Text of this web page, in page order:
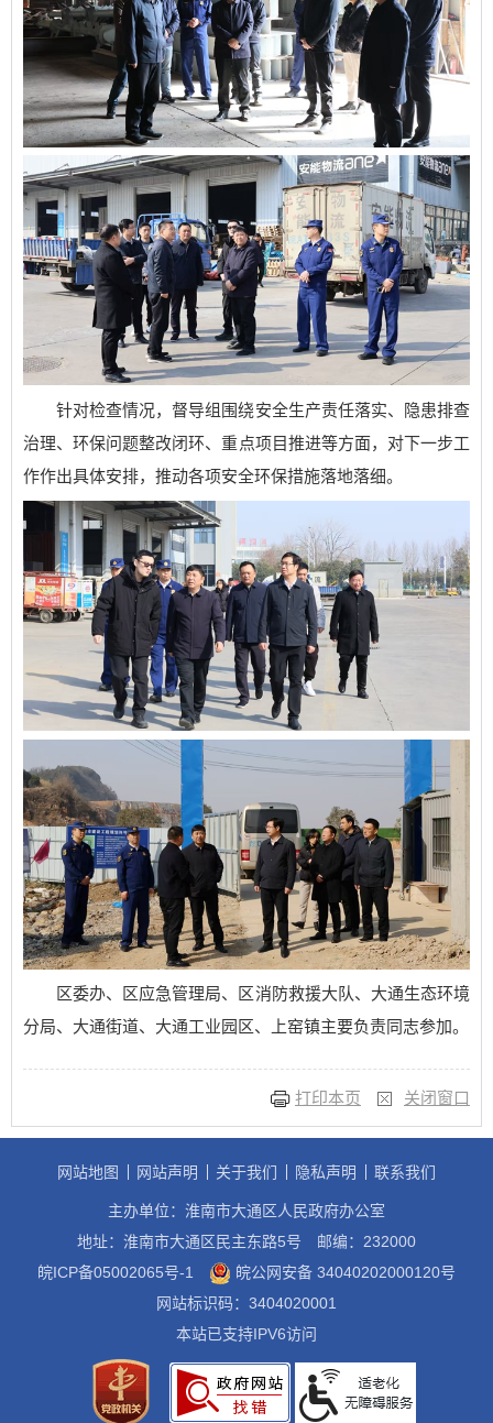
针对检查情况，督导组围绕安全生产责任落实、隐患排查
治理、环保问题整改闭环、重点项目推进等方面，对下一步工
作作出具体安排，推动各项安全环保措施落地落细。
区委办、区应急管理局、区消防救援大队、大通生态环境
分局、大通街道、大通工业园区、上窑镇主要负责同志参加。
打印本页 关闭窗口
网站地图 网站声明 关于我们 隐私声明 联系我们
主办单位：淮南市大通区人民政府办公室
地址：淮南市大通区民主东路5号
邮编：232000
皖ICP备05002065号-1
皖公网安备 34040202000120号
网站标识码：3404020001
本站已支持IPV6访问